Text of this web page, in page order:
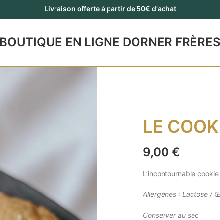
Livraison offerte à partir de 50€ d'achat
BOUTIQUE EN LIGNE DORNER FRÈRES
LE
9,00 €
L’incontournable
Allergènes : Lactose /
Conserver au sec